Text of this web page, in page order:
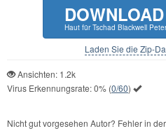
DOWNLOAD
Haut für Tschad Blackwell
Laden Sie die Zip-
Ansichten: 1.2k
Virus Erkennungsrate:0% (0/60)
Nicht gut vorgesehen Autor? Fehler in